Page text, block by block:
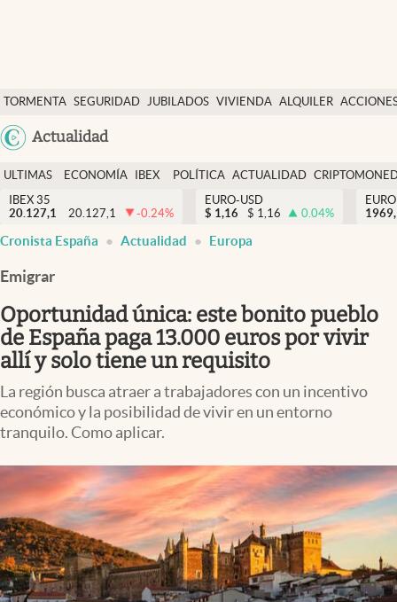
TORMENTA SEGURIDAD JUBILADOS VIVIENDA ALQUILER
Actualidad
Economía y finanzas
Política
Actualidad
Criptomonedas
España
ULTIMAS
NOTICIAS
ECONOMÍA
FINANZAS
IBEX
EURO
POLÍTICA ACTUALIDAD
IBEX 35
20.127,1
20.127,1 -0.24%
EURO-USD
$ 1,16 $ 1,16 0.04%
Cronista España Actualidad Europa
Emigrar
Oportunidad única: este bonito pueblo
de España paga 13.000 euros por vivir
allí y solo tiene un requisito
La región busca atraer a trabajadores con un incentivo
económico y la posibilidad de vivir en un entorno
tranquilo. Como aplicar.